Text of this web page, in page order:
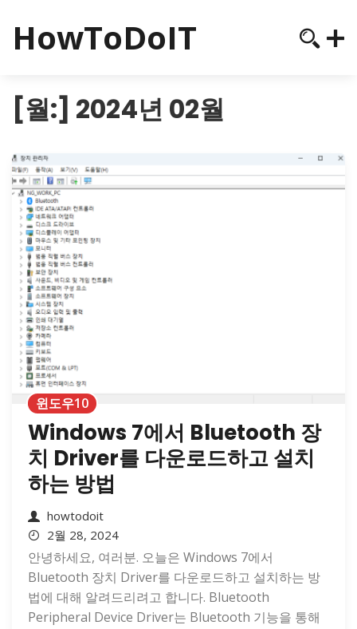
HowToDoIT
[월:] 2024년 02월
윈도우10
Windows 7에서 Bluetooth 장
치 Driver를 다운로드하고 설치
하는 방법
howtodoit
2월 28, 2024
안녕하세요, 여러분. 오늘은 Windows 7에서
Bluetooth 장치 Driver를 다운로드하고 설치하는 방
법에 대해 알려드리려고 합니다. Bluetooth
Peripheral Device Driver는 Bluetooth 기능을 통해